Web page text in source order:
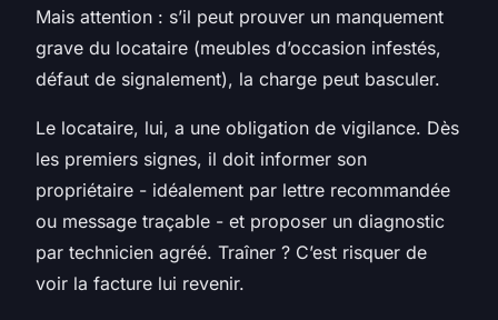
Mais attention : s’il peut prouver un manquement
grave du locataire (meubles d’occasion infestés,
défaut de signalement), la charge peut basculer.
Le locataire, lui, a une obligation de vigilance. Dès
les premiers signes, il doit informer son
propriétaire - idéalement par lettre recommandée
ou message traçable - et proposer un diagnostic
par technicien agréé. Traîner ? C’est risquer de
voir la facture lui revenir.